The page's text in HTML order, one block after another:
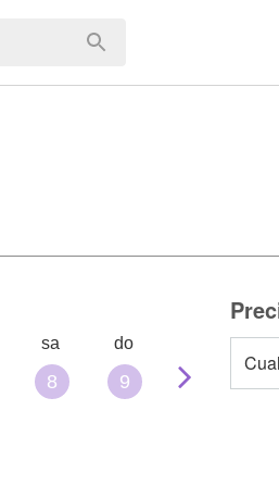
sa do
8 9 10